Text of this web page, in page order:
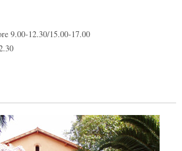
9.00-12.30/15.00-17.00